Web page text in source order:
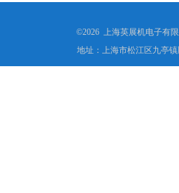
©2026 上海英展机电子有
地址：上海市松江区九亭镇